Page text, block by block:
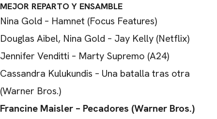
MEJOR REPARTO Y ENSAMBLE
Nina Gold – Hamnet (Focus Features)
Douglas Aibel, Nina Gold – Jay Kelly (Netflix)
Jennifer Venditti – Marty Supremo (A24)
Cassandra Kulukundis – Una batalla tras otra
(Warner Bros.)
Francine Maisler – Pecadores (Warner Bros.)